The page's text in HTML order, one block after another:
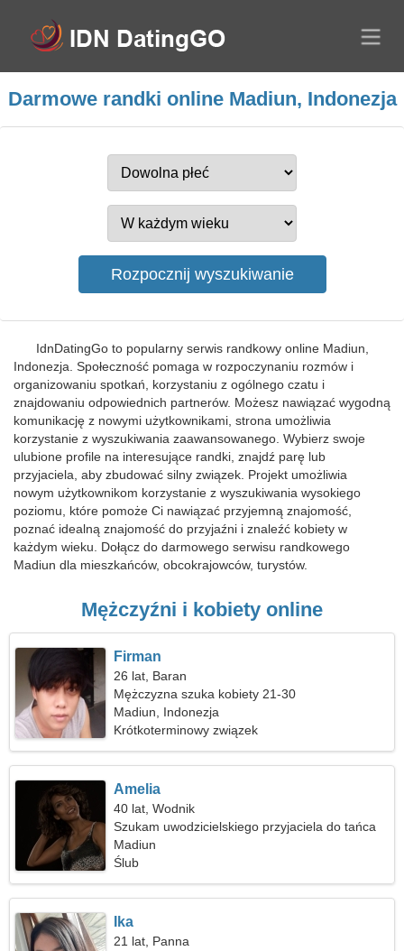
Darmowe randki online Madiun, Indonezja
IdnDatingGo to popularny serwis randkowy online Madiun,
Indonezja. Społeczność pomaga w rozpoczynaniu rozmów i
organizowaniu spotkań, korzystaniu z ogólnego czatu i
znajdowaniu odpowiednich partnerów. Możesz nawiązać wygodną
komunikację z nowymi użytkownikami, strona umożliwia
korzystanie z wyszukiwania zaawansowanego. Wybierz swoje
ulubione profile na interesujące randki, znajdź parę lub
przyjaciela, aby zbudować silny związek. Projekt umożliwia
nowym użytkownikom korzystanie z wyszukiwania wysokiego
poziomu, które pomoże Ci nawiązać przyjemną znajomość,
poznać idealną znajomość do przyjaźni i znaleźć kobiety w
każdym wieku. Dołącz do darmowego serwisu randkowego
Madiun dla mieszkańców, obcokrajowców, turystów.
Mężczyźni i kobiety online
Firman
26 lat, Baran
Mężczyzna szuka kobiety 21-30
Madiun, Indonezja
Krótkoterminowy związek
Amelia
40 lat, Wodnik
Szukam uwodzicielskiego przyjaciela do tańca
Madiun
Ślub
Ika
21 lat, Panna